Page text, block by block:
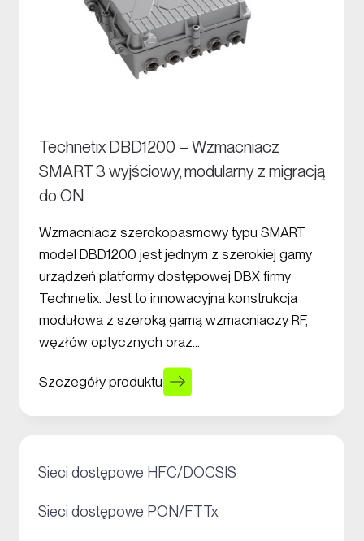
Technetix DBD1200 – Wzmacniacz
SMART 3 wyjściowy, modularny z migracją
do ON
Wzmacniacz szerokopasmowy typu SMART
model DBD1200 jest jednym z szerokiej gamy
urządzeń platformy dostępowej DBX firmy
Technetix. Jest to innowacyjna konstrukcja
modułowa z szeroką gamą wzmacniaczy RF,
węzłów optycznych oraz…
Szczegóły produktu
Sieci dostępowe HFC/DOCSIS
Sieci dostępowe PON/FTTx